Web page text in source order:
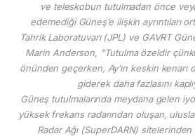
ve teleskobun tutulmadan önce
edemediği Güneş’e ilişkin ayrıntıları
Tahrik Laboratuvarı (JPL) ve GAVRT
Marin Anderson, “Tutulma özeldir
önünden geçerken, Ay’ın keskin kenarı
giderek daha fazlasını
Güneş tutulmalarında meydana gelen
yüksek frekans radarından oluşan,
Radar Ağı (SuperDARN)